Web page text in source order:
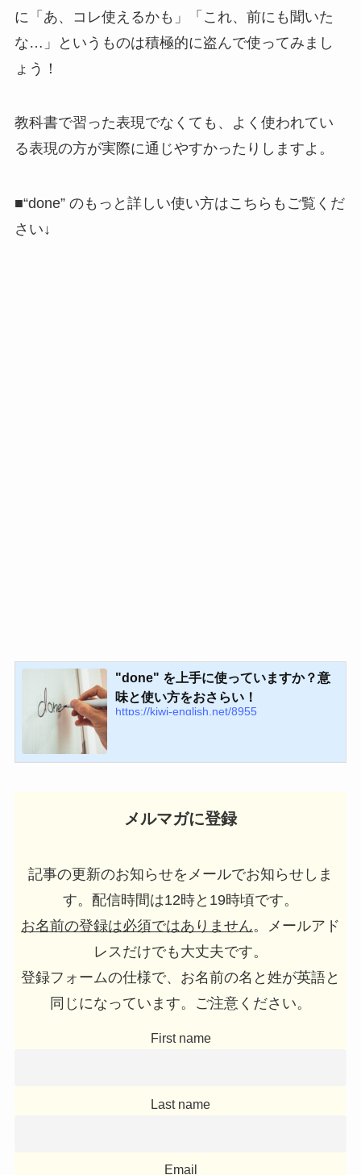
に「あ、コレ使えるかも」「これ、前にも聞いた
な…」というものは積極的に盗んで使ってみまし
ょう！
教科書で習った表現でなくても、よく使われてい
る表現の方が実際に通じやすかったりしますよ。
■“done” のもっと詳しい使い方はこちらもご覧くだ
さい↓
"done" を上手に使っていますか？意
味と使い方をおさらい！
https://kiwi-english.net/8955
メルマガに登録
記事の更新のお知らせをメールでお知らせしま
す。配信時間は12時と19時頃です。
お名前の登録は必須ではありません。メールアド
レスだけでも大丈夫です。
登録フォームの仕様で、お名前の名と姓が英語と
同じになっています。ご注意ください。
First name
Last name
Email